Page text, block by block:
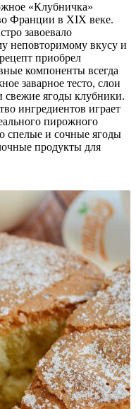
«Клубничка»
Франции в XIX веке.
завоевало
неповторимому вкусу и
приобрел
компоненты всегда
заварное тесто, слои
свежие ягоды клубники.
ингредиентов играет
пирожного
спелые и сочные ягоды
продукты для